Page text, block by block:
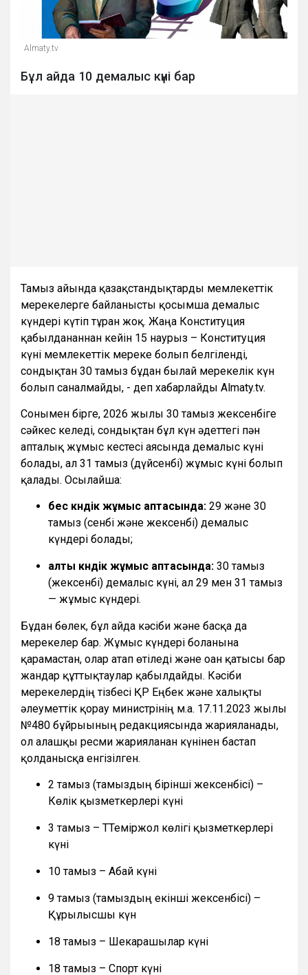
Almaty.tv
Бұл айда 10 демалыс күні бар
Тамыз айында қазақстандықтарды мемлекеттік
мерекелерге байланысты қосымша демалыс
күндері күтіп тұрған жоқ. Жаңа Конституция
қабылданғаннан кейін 15 наурыз – Конституция
күні мемлекеттік мереке болып белгіленді,
сондықтан 30 тамыз бұдан былай мерекелік күн
болып саналмайды, - деп хабарлайды Almaty.tv.
Сонымен бірге, 2026 жылғы 30 тамыз жексенбіге
сәйкес келеді, сондықтан бұл күн әдеттегі пән
апталық жұмыс кестесі аясында демалыс күні
болады, ал 31 тамыз (дүйсенбі) жұмыс күні болып
қалады. Осылайша:
бес күндік жұмыс аптасында: 29 және 30
тамыз (сенбі және жексенбі) демалыс
күндері болады;
алты күндік жұмыс аптасында: 30 тамыз
(жексенбі) демалыс күні, ал 29 мен 31 тамыз
— жұмыс күндері.
Бұдан бөлек, бұл айда кәсіби және басқа да
мерекелер бар. Жұмыс күндері болғанына
қарамастан, олар атап өтіледі және оған қатысы бар
жандар құттықтаулар қабылдайды. Кәсіби
мерекелердің тізбесі ҚР Еңбек және халықты
әлеуметтік қорғау министрінің м.а. 17.11.2023 жылғы
№480 бұйрығының редакциясында жарияланады,
ол алғашқы ресми жарияланған күнінен бастап
қолданысқа енгізілген.
2 тамыз (тамыздың бірінші жексенбісі) –
Көлік қызметкерлері күні
3 тамыз – ТТеміржол көлігі қызметкерлері
күні
10 тамыз – Абай күні
9 тамыз (тамыздың екінші жексенбісі) –
Құрылысшы күн
18 тамыз – Шекарашылар күні
18 тамыз – Спорт күні